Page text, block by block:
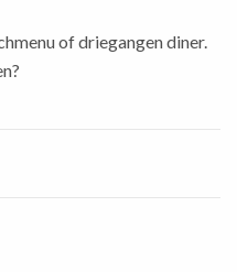
of driegangen diner.